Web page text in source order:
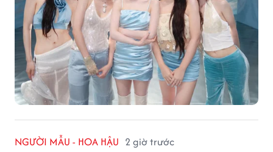
NGƯỜI MẪU - HOA HẬU 2 giờ trước